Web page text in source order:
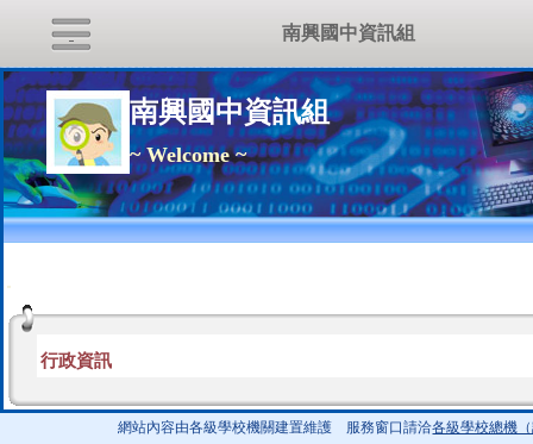
南興國中資訊組
~ Welcome ~
:::
行政資訊
網站內容由各級學校機關建置維護 服務窗口請洽各級學校總機
南興國中資訊組